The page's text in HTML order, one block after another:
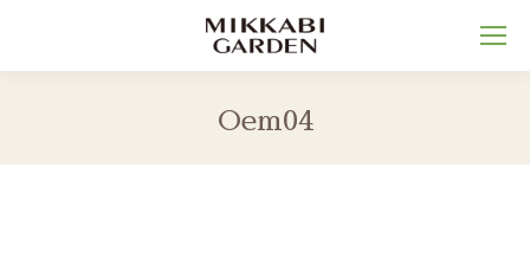
Oem04
You are here: